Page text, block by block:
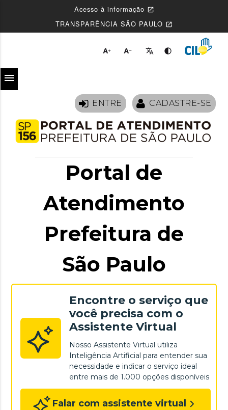
Acesso à informação open_in_new
TRANSPARÊNCIA SÃO PAULO open_in_new
   
menu
ENTRE CADASTRE-SE
Portal de
Atendimento
Prefeitura de
São Paulo
Encontre o serviço que
você precisa com o
Assistente Virtual
Nosso Assistente Virtual utiliza
Inteligência Artificial para entender sua
necessidade e indicar o serviço ideal
entre mais de 1.000 opções disponíveis
Falar com assistente virtual